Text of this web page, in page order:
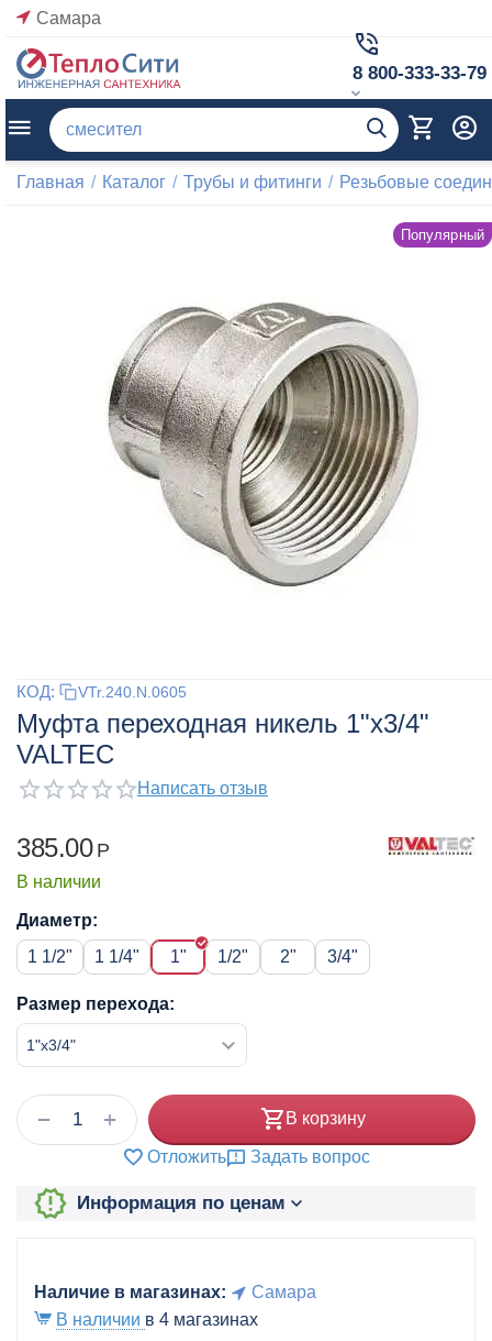
Самара
8 800-333-33-79
Главная / Каталог / Трубы и фитинги / Резьбовые
Популярный
КОД: VTr.240.N.0605
Муфта переходная никель 1"x3/4"
VALTEC
Написать отзыв
385.00 Р
В наличии
Диаметр:
1 1/2"
1 1/4" 1" 1/2" 2" 3/4"
Размер перехода:
+
− В корзину
Отложить Задать вопрос
Информация по ценам
Наличие в магазинах:
Самара
В наличии в 4 магазинах